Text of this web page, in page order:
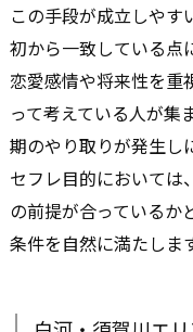
この手段が成立しやす
初から一致している点
恋愛感情や将来性を重
って考えている人が集
期のやり取りが発生し
セフレ目的においては
の前提が合っているか
条件を自然に満たしま